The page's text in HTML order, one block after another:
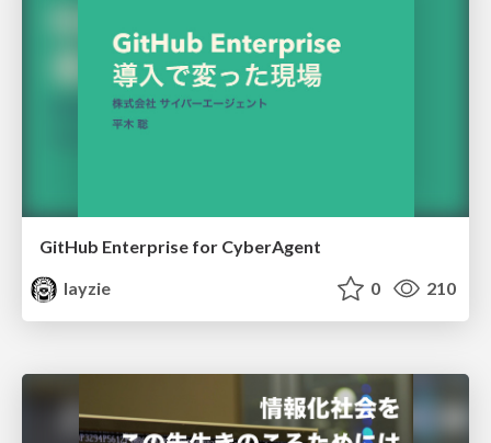
GitHub Enterprise for CyberAgent
layzie
0 210